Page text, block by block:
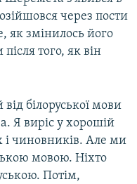
через пости
як змінилось його
того, як він
білоруської мови
Я виріс у хорошій
і чиновників. Але ми
мовою. Ніхто
Потім,